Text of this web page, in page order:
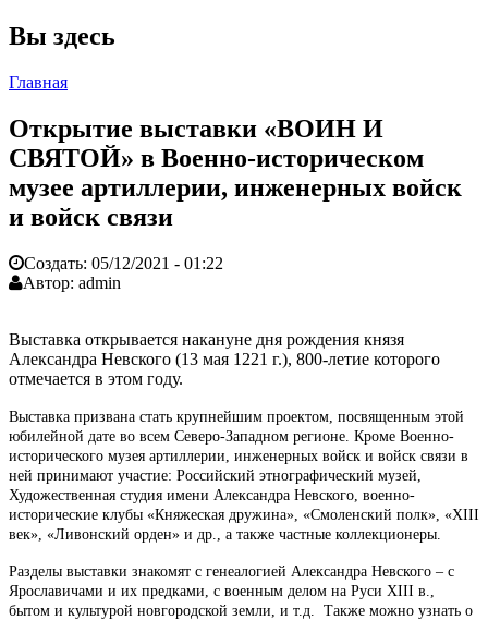
Вы здесь
Главная
Открытие выставки «ВОИН И
СВЯТОЙ» в Военно-историческом
музее артиллерии, инженерных войск
и войск связи
Создать: 05/12/2021 - 01:22
Автор: admin
Выставка открывается накануне дня рождения князя
Александра Невского (13 мая 1221 г.), 800-летие которого
отмечается в этом году.
Выставка призвана стать крупнейшим проектом, посвященным этой
юбилейной дате во всем Северо-Западном регионе. Кроме Военно-
исторического музея артиллерии, инженерных войск и войск связи в
ней принимают участие: Российский этнографический музей,
Художественная студия имени Александра Невского, военно-
исторические клубы «Княжеская дружина», «Смоленский полк», «XIII
век», «Ливонский орден» и др., а также частные коллекционеры.
Разделы выставки знакомят с генеалогией Александра Невского – с
Ярославичами и их предками, с военным делом на Руси XIII в.,
бытом и культурой новгородской земли, и т.д. Также можно узнать о